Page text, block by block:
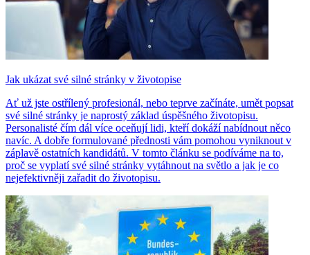
Jak ukázat své silné stránky v životopise
Ať už jste ostřílený profesionál, nebo teprve začínáte, umět popsat
své silné stránky je naprostý základ úspěšného životopisu.
Personalisté čím dál více oceňují lidi, kteří dokáží nabídnout něco
navíc. A dobře formulované přednosti vám pomohou vyniknout v
záplavě ostatních kandidátů. V tomto článku se podíváme na to,
proč se vyplatí své silné stránky vytáhnout na světlo a jak je co
nejefektivněji zařadit do životopisu.